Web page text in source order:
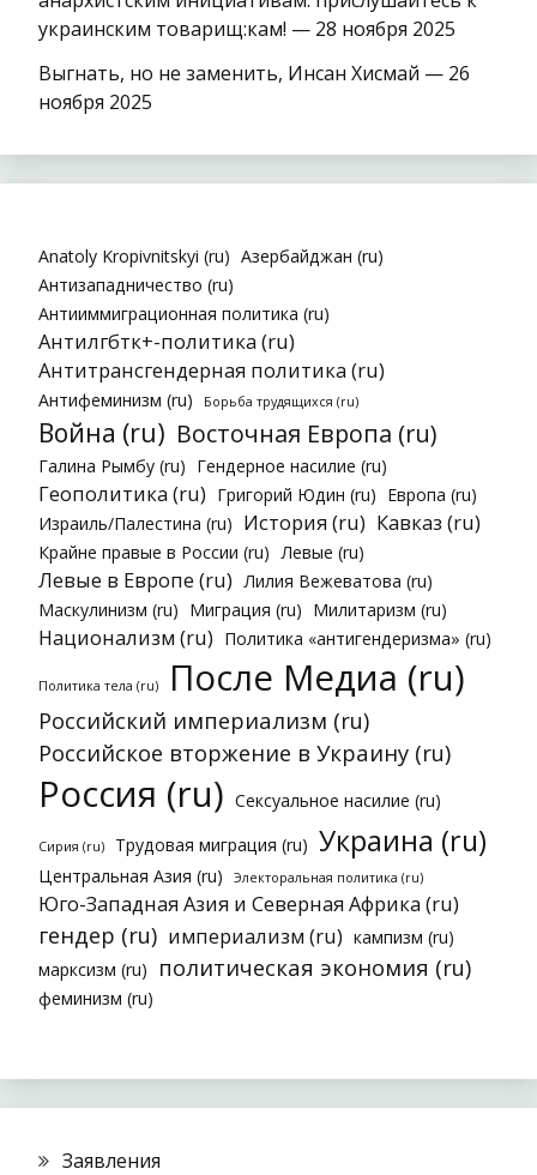
украинским товарищ:кам! — 28 ноября 2025
Выгнать, но не заменить, Инсан Хисмай — 26
ноября 2025
Anatoly Kropivnitskyi (ru) Азербайджан (ru)
Антизападничество (ru)
Антииммиграционная политика (ru)
Антилгбтк+-политика (ru)
Антитрансгендерная политика (ru)
Антифеминизм (ru) Борьба трудящихся (ru)
Война (ru) Восточная Европа (ru)
Галина Рымбу (ru) Гендерное насилие (ru)
Геополитика (ru) Григорий Юдин (ru) Европа (ru)
Израиль/Палестина (ru) История (ru) Кавказ (ru)
Крайне правые в России (ru) Левые (ru)
Левые в Европе (ru) Лилия Вежеватова (ru)
Маскулинизм (ru) Миграция (ru) Милитаризм (ru)
Национализм (ru) Политика «антигендеризма» (ru)
Политика тела (ru) После Медиа (ru)
Российский империализм (ru)
Российское вторжение в Украину (ru)
Россия (ru) Сексуальное насилие (ru)
Сирия (ru) Трудовая миграция (ru) Украина (ru)
Центральная Азия (ru) Электоральная политика (ru)
Юго-Западная Азия и Северная Африка (ru)
гендер (ru) империализм (ru) кампизм (ru)
марксизм (ru)
политическая экономия (ru)
феминизм (ru)
Заявления